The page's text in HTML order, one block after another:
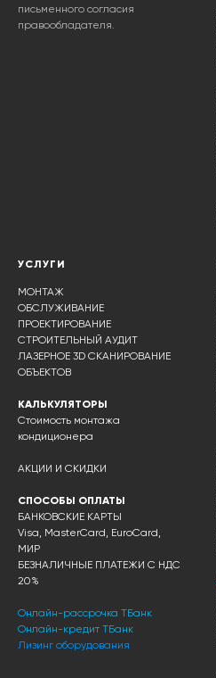
письменного согласия
правообладателя.
УСЛУГИ
МОНТАЖ
ОБСЛУЖИВАНИЕ
ПРОЕКТИРОВАНИЕ
СТРОИТЕЛЬНЫЙ АУДИТ
ЛАЗЕРНОЕ 3D СКАНИРОВАНИЕ
ОБЪЕКТОВ
КАЛЬКУЛЯТОРЫ
Стоимость монтажа
кондиционера
АКЦИИ И СКИДКИ
СПОСОБЫ ОПЛАТЫ
БАНКОВСКИЕ КАРТЫ
Visa, MasterCard, EuroCard,
МИР
БЕЗНАЛИЧНЫЕ ПЛАТЕЖИ С НДС
20%
Онлайн-рассрочка ТБанк
Онлайн-кредит ТБанк
Лизинг оборудования